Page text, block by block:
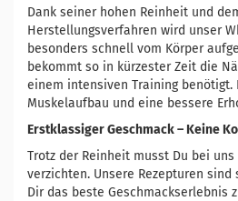
Dank seiner hohen Reinheit und
Herstellungsverfahren wird unser
besonders schnell vom Körper
bekommt so in kürzester Zeit die
einem intensiven Training benötigt.
Muskelaufbau und eine bessere
Erstklassiger Geschmack – Keine
Trotz der Reinheit musst Du bei
verzichten. Unsere Rezepturen
Dir das beste Geschmackserlebnis